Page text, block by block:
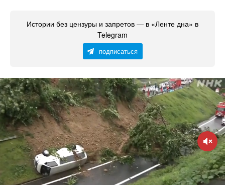
Истории без цензуры и запретов — в «Ленте дна» в
Telegram
подписаться